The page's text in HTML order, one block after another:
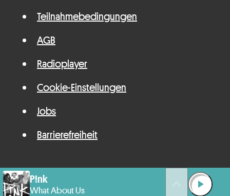
Teilnahmebedingungen
AGB
Radioplayer
Cookie-Einstellungen
Jobs
Barrierefreiheit
P!nk
What About Us play_arrow